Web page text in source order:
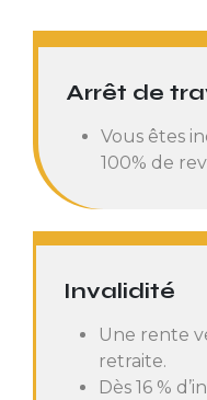
Arrêt de
Vous êtes
100% de
Invalidité
Une rente
retraite.
Dès 16 %